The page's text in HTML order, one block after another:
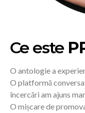
Ce este
O antologie a
O platformă
încercări am ajuns
O mișcare de